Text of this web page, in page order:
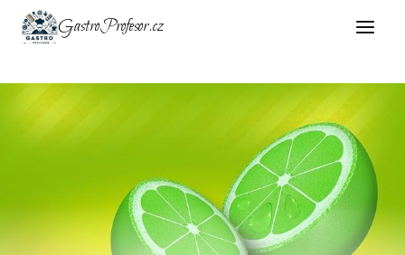
Přeskočit
GastroProfesor.cz